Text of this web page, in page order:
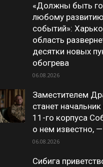
«Должны быть
любому развитию
событий»:
область
десятки новых
обогрева
06.08.2026
Заместителем
станет
11-го корпуса
о нем известно,
06.08.2026
Сибига